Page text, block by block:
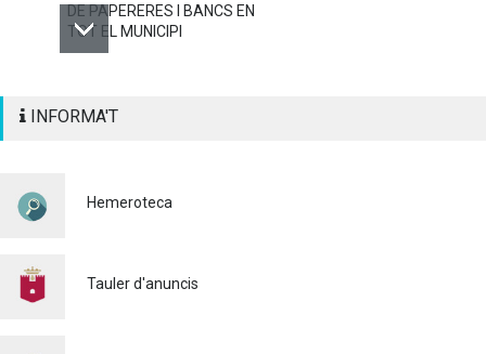
DE PAPERERES I BANCS EN
TOT EL MUNICIPI
SENYALITZACIÓ
Policia 29/07/2026
A CONTROLAR LA
INFORMA'T
Hemeroteca
Tauler d'anuncis